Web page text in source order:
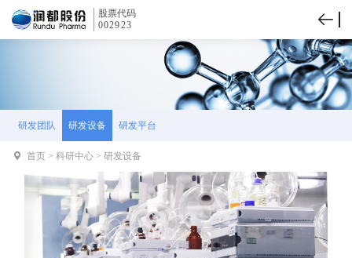
股票代码
002923
研发团队 研发设备 研发平台
首页 > 科研中心 > 研发设备